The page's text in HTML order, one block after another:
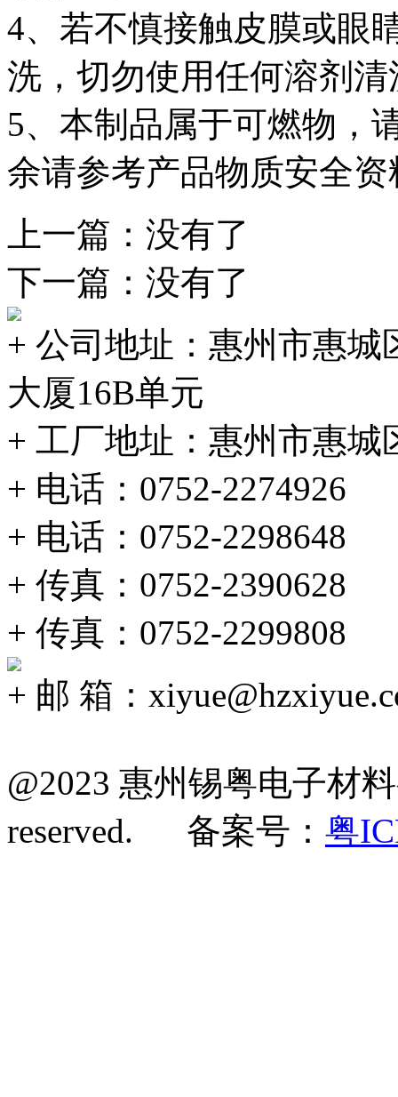
4、若不慎接触皮膜或眼
洗，切勿使用任何溶剂清
5、本制品属于可燃物，
余请参考产品物质安全
上一篇：没有了
下一篇：没有了
+ 公司地址：惠州市惠
大厦16B单元
+ 工厂地址：惠州市惠
+ 电话：0752-2274926
+ 电话：0752-2298648
+ 传真：0752-2390628
+ 传真：0752-2299808
+ 邮 箱：
@2023 惠州锡粤电子材
reserved. 备案号： 粤